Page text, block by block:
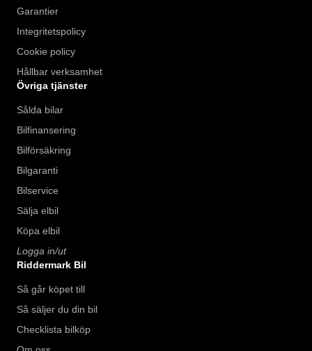
Garantier
Integritetspolicy
Cookie policy
Hållbar verksamhet
Övriga tjänster
Sålda bilar
Bilfinansering
Bilförsäkring
Bilgaranti
Bilservice
Sälja elbil
Köpa elbil
Logga in/ut
Riddermark Bil
Så går köpet till
Så säljer du din bil
Checklista bilköp